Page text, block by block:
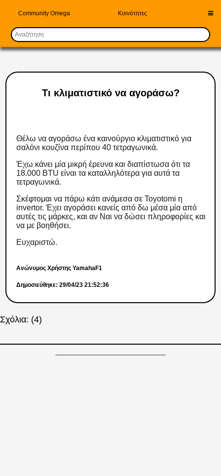
Community Omega Κοινότητες
Τι κλιματιστικό να αγοράσω?
Θέλω να αγοράσω ένα καινούργιο κλιματιστικό για
σαλόνι κουζίνα περίπου 40 τετραγωνικά.
Έχω κάνει μία μικρή έρευνα και διαπίστωσα ότι τα
18.000 BTU είναι τα καταλληλότερα για αυτά τα
τετραγωνικά.
Σκέφτομαι να πάρω κάτι ανάμεσα σε Toyotomi η
invertor. Έχει αγοράσει κανείς από δω μέσα μία από
αυτές τις μάρκες, και αν Ναι να δώσει πληροφορίες και
να με βοηθήσει.
Ευχαριστώ.
Ανώνυμος Χρήστης YamahaF1
Δημοσιεύθηκε: 29/04/23 21:52:36
Σχόλια: (4)